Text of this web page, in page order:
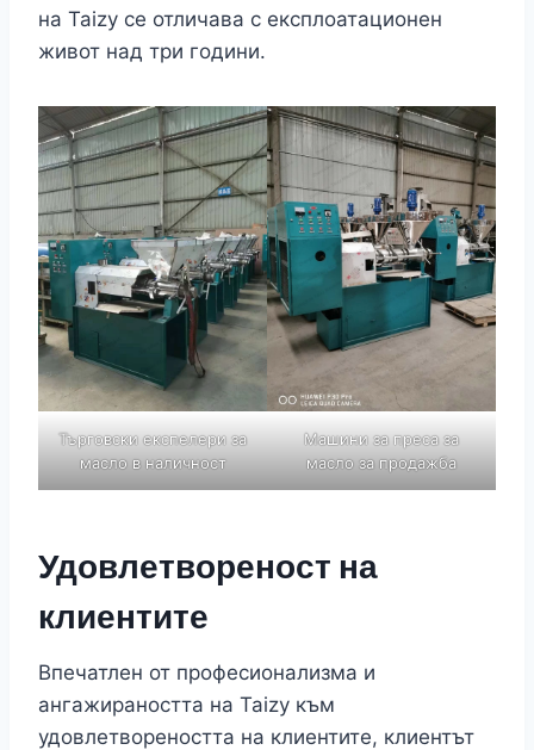
на Taizy се отличава с експлоатационен
живот над три години.
Търговски експелери за
масло в наличност
Машини за преса за
масло за продажба
Удовлетвореност на
клиентите
Впечатлен от професионализма и
ангажираността на Taizy към
удовлетвореността на клиентите, клиентът